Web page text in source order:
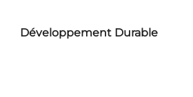
Développement Durable